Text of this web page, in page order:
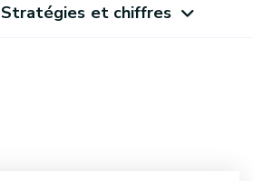
Stratégies et chiffres